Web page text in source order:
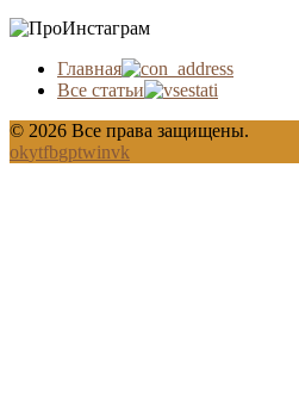
Главная
Все статьи
© 2026 Все права защищены.
okytfbgptwinvk